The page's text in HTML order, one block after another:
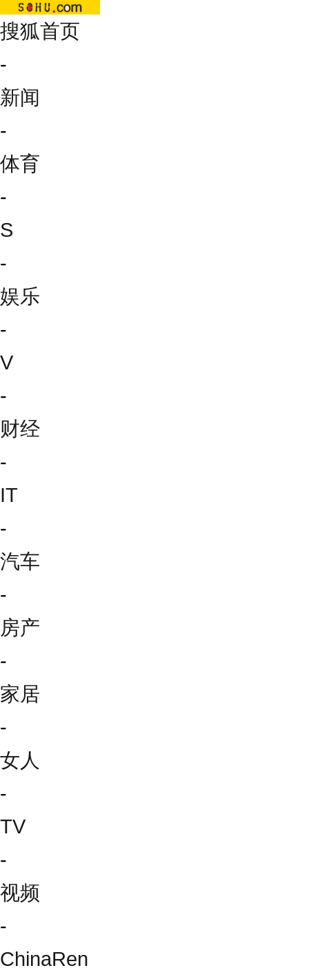
搜狐首页
-
新闻
-
体育
-
S
-
娱乐
-
V
-
财经
-
IT
-
汽车
-
房产
-
家居
-
女人
-
TV
-
视频
-
ChinaRen